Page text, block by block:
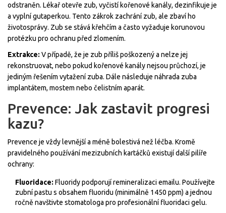
odstraněn. Lékař otevře zub, vyčistí kořenové kanály, dezinfikuje je
a vyplní gutaperkou. Tento zákrok zachrání zub, ale zbaví ho
životosprávy. Zub se stává křehčím a často vyžaduje korunovou
protézku pro ochranu před zlomením.
Extrakce: V případě, že je zub příliš poškozený a nelze jej
rekonstruovat, nebo pokud kořenové kanály nejsou průchozí, je
jediným řešením vytažení zuba. Dále následuje náhrada zuba
implantátem, mostem nebo čelistním aparát.
Prevence: Jak zastavit progresi
kazu?
Prevence je vždy levnější a méně bolestivá než léčba. Kromě
pravidelného používání mezizubních kartáčků existují další pilíře
ochrany:
Fluoridace: Fluoridy podporují remineralizaci emailu. Používejte
zubní pastu s obsahem fluoridu (minimálně 1450 ppm) a jednou
ročně navštivte stomatologa pro profesionální fluoridaci gelu.